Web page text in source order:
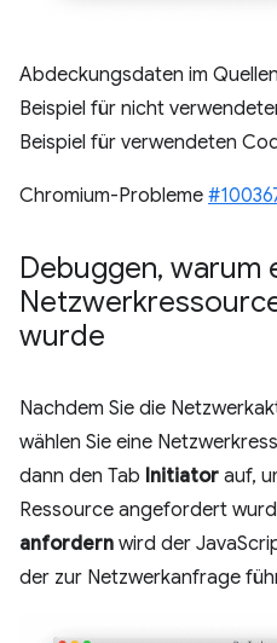
Abdeckungsdaten im
Beispiel für nicht
Beispiel für verwendeten
Chromium-Probleme
Debuggen, warum
wurde
Nachdem Sie die
wählen Sie eine
dann den Tab Initiator auf,
Ressource angefordert
anfordern wird der
der zur Netzwerkanfrage